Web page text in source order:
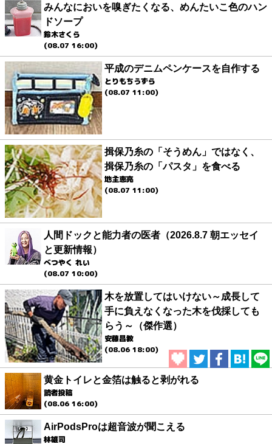
みんなにおいを嗅ぎたくなる、めんたいこ色のハン
ドソープ
鈴木さくら
(08.07 16:00)
平成のデニムペンケースを自作する
とりもちうずら
(08.07 11:00)
揖保乃糸の「そうめん」ではなく、
揖保乃糸の「パスタ」を食べる
地主恵亮
(08.07 11:00)
人間ドックと能力者の医者（2026.8.7 朝エッセイ
と更新情報）
べつやく れい
(08.07 10:00)
木を放置してはいけない～成長して
手に負えなくなった木を伐採しても
らう～（傑作選）
安藤昌教
(08.06 18:00)
黄金トイレと金箔は触ると剥がれる
読者投稿
(08.06 16:00)
AirPodsProは超音波が聞こえる
林雄司